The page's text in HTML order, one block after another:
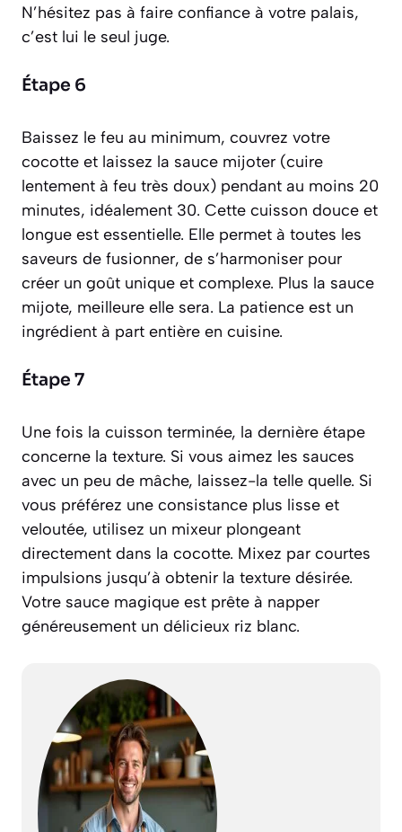
N’hésitez pas à faire confiance à votre palais,
c’est lui le seul juge.
Étape 6
Baissez le feu au minimum, couvrez votre
cocotte et laissez la sauce mijoter (cuire
lentement à feu très doux) pendant au moins 20
minutes, idéalement 30. Cette cuisson douce et
longue est essentielle. Elle permet à toutes les
saveurs de fusionner, de s’harmoniser pour
créer un goût unique et complexe. Plus la sauce
mijote, meilleure elle sera. La patience est un
ingrédient à part entière en cuisine.
Étape 7
Une fois la cuisson terminée, la dernière étape
concerne la texture. Si vous aimez les sauces
avec un peu de mâche, laissez-la telle quelle. Si
vous préférez une consistance plus lisse et
veloutée, utilisez un mixeur plongeant
directement dans la cocotte. Mixez par courtes
impulsions jusqu’à obtenir la texture désirée.
Votre sauce magique est prête à napper
généreusement un délicieux riz blanc.